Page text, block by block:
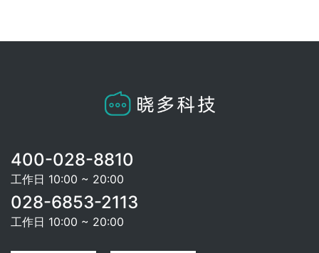
400-028-8810
工作日 10:00 ~ 20:00
028-6853-2113
工作日 10:00 ~ 20:00